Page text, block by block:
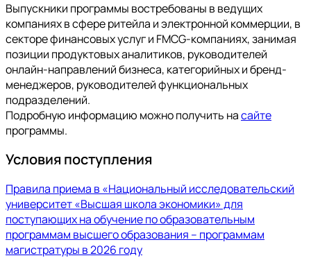
Выпускники программы востребованы в ведущих
компаниях в сфере ритейла и электронной коммерции, в
секторе финансовых услуг и FMCG-компаниях, занимая
позиции продуктовых аналитиков, руководителей
онлайн-направлений бизнеса, категорийных и бренд-
менеджеров, руководителей функциональных
подразделений.
Подробную информацию можно получить насайте
программы.
Условия поступления
Правила приема в «Национальный исследовательский
университет «Высшая школа экономики» для
поступающих на обучение по образовательным
программам высшего образования – программам
магистратуры в 2026 году